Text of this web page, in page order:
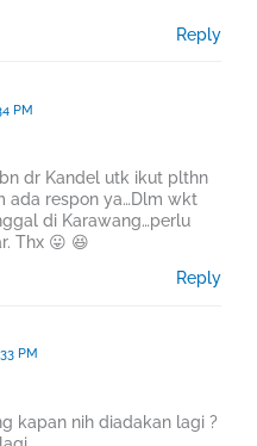
Reply
PM
dr Kandel utk ikut plthn
ada respon ya…Dlm wkt
di Karawang…perlu
Thx 😛 😆
Reply
PM
kapan nih diadakan lagi ?